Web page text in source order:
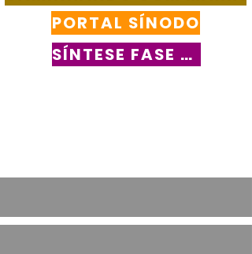
PORTAL SÍNODO
SÍNTESE FASE DIOCESANA